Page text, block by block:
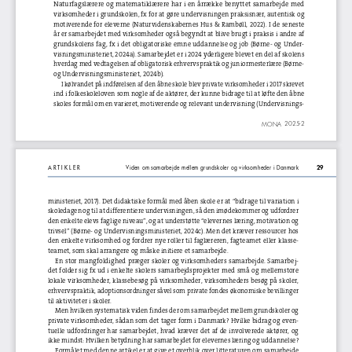
MONA 2025-2
Naturfagslærere og matematiklærere har i en årrække benyttet samarbejde med
virksomheder i grundskolen, fx for at gøre undervisningen praksisnær, autentisk og
motiverende for eleverne (Naturvidenskabernes Hus & Rambøll, 2022). I de seneste
år er samarbejdet med virksomheder også begyndt at blive brugt i praksis i andre af
grundskolens fag, fx i det obligatoriske emne uddannelse og job (Børne- og Under
visningsministeriet, 2024a). Samarbejdet er i 2024 yderligere blevet en del af skolens
hverdag med vedtagelsen af obligatorisk erhvervspraktik og juniormesterlære (Børne-
og Undervisningsministeriet, 2024b).
I kølvandet på indførelsen af den åbne skole blev private virksomheder i 2017 skrevet
ind i folkeskoleloven som nogle af de aktører, der kunne bidrage til at løfte den åbne
skoles formål om en varieret, motiverende og relevant undervisning (Undervisnings
29
ARTIKLER Viden om samarbejde mellem grundskoler og virksomheder i Danmark
ministeriet, 2017). Det didaktiske formål med åben skole er at “bidrage til variation i
skoledagen og til at differentiere undervisningen, så den imødekommer og udfordrer
den enkelte elevs faglige niveau”, og at understøtte “elevernes læring, motivation og
trivsel” (Børne- og Undervisningsministeriet, 2024c). Men det kræver ressourcer hos
den enkelte virksomhed og fordrer nye roller til faglæreren, fagteamet eller klasse
teamet, som skal arrangere og måske initiere et samarbejde.
En stor mangfoldighed præger skoler og virksomheders samarbejde. Samarbej
det folder sig fx ud i enkelte skolers samarbejdsprojekter med små og mellemstore
lokale virksomheder, klassebesøg på virksomheder, virksomheders besøg på skoler,
erhvervspraktik, adoptionsordninger såvel som private fondes økonomiske bevillinger
til aktiviteter i skoler.
Men hvilken systematisk viden findes der om samarbejdet mellem grundskoler og
private virksomheder, sådan som det tager form i Danmark? Hvilke bidrag og even
tuelle udfordringer har samarbejdet, hvad kræver det af de involverede aktører, og
ikke mindst: Hvilken betydning har samarbejdet for elevernes læring og uddannelse?
Formålet med denne artikel er at give et overblik over litteraturen om samarbejde